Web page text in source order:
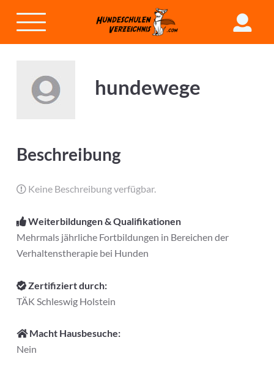
hundewege
Beschreibung
Keine Beschreibung verfügbar.
Weiterbildungen & Qualifikationen
Mehrmals jährliche Fortbildungen in Bereichen der
Verhaltenstherapie bei Hunden
Zertifiziert durch:
TÄK Schleswig Holstein
Macht Hausbesuche:
Nein